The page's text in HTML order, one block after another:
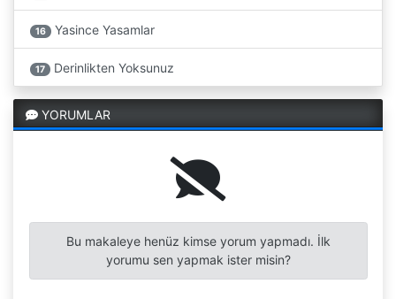
16 Yasince Yasamlar
17 Derinlikten Yoksunuz
YORUMLAR
Bu makaleye henüz kimse yorum yapmadı. İlk
yorumu sen yapmak ister misin?